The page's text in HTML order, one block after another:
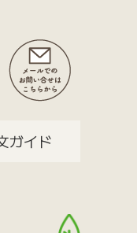
ガイド